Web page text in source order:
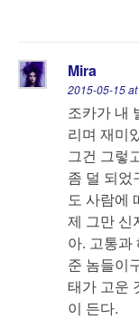
Mira
2015-05-15
조카가 내
리며 재미
그건 그렇
좀 덜 되었
도 사람에
제 그만 신
아. 고통과
준 놈들이
태가 고운
이 든다.